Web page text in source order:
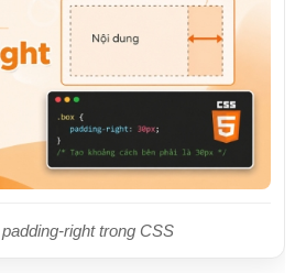
right trong CSS